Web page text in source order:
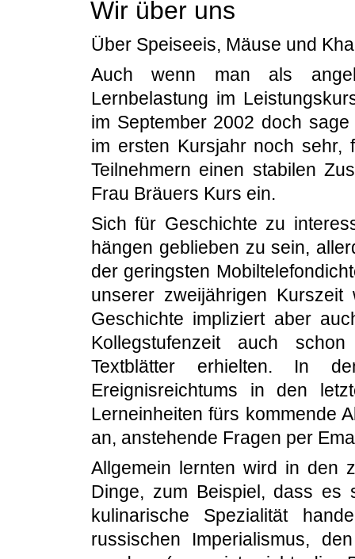
Wir über uns
Über Speiseeis, Mäuse und
Auch wenn man als
Lernbelastung im
im September 2002 doch
im ersten Kursjahr noch sehr,
Teilnehmern einen stabilen
Frau Bräuers Kurs ein.
Sich für Geschichte zu
hängen geblieben zu sein,
der geringsten
unserer zweijährigen Kurszeit
Geschichte impliziert aber
Kollegstufenzeit auch
Textblätter erhielten. In
Ereignisreichtums in den
Lerneinheiten fürs kommende
an, anstehende Fragen per
Allgemein lernten wird in den
Dinge, zum Beispiel, dass es
kulinarische Spezialität
russischen Imperialismus,